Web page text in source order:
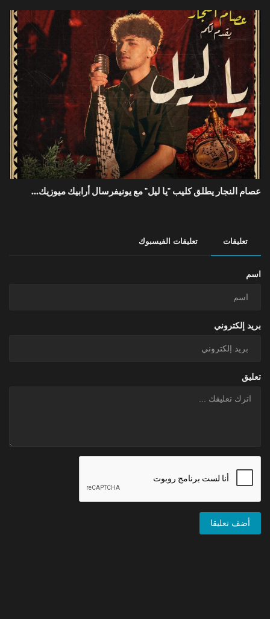
عصام النجار يطلق كليب "يا ليل" مع يونيفرسال أرابيك ميوزيك...
تعليقات تعليقات الفيسبوك
اسم
بريد إلكتروني
تعليق
أضف تعليقا